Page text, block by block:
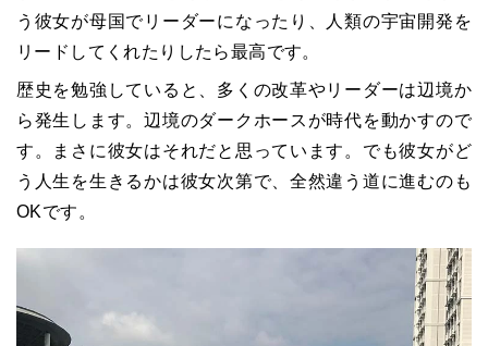
う彼女が母国でリーダーになったり、人類の宇宙開発を
リードしてくれたりしたら最高です。
歴史を勉強していると、多くの改革やリーダーは辺境か
ら発生します。辺境のダークホースが時代を動かすので
す。まさに彼女はそれだと思っています。でも彼女がど
う人生を生きるかは彼女次第で、全然違う道に進むのも
OKです。